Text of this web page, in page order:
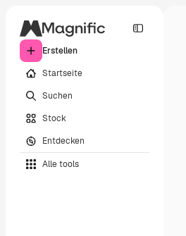
Erstellen
Startseite
Suchen
Stock
Entdecken
Alle tools